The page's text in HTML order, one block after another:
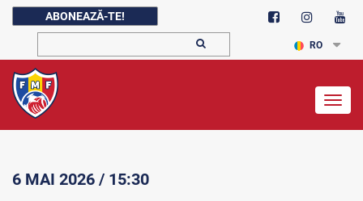
ABONEAZĂ-TE!
RO
6 MAI 2026 / 15:30